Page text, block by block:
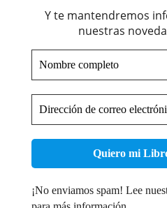
Y te mantendremos
nuestras
completo
de
correo
electrónico
¡No enviamos spam! Lee